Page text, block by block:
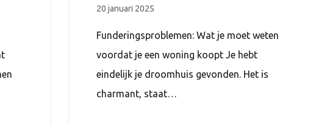
20 januari 2025
Funderingsproblemen: Wat je moet weten
voordat je een woning koopt Je hebt
eindelijk je droomhuis gevonden. Het is
charmant, staat…